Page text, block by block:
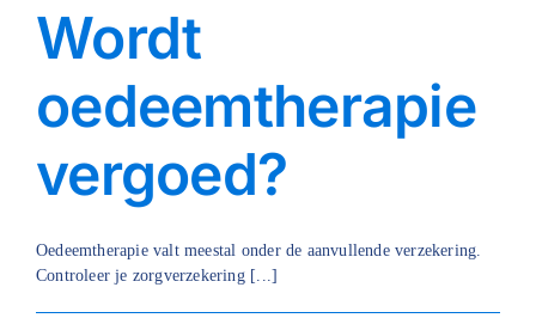
Wordt
oedeemtherapie
vergoed?
Oedeemtherapie valt meestal onder de aanvullende verzekering.
Controleer je zorgverzekering [...]